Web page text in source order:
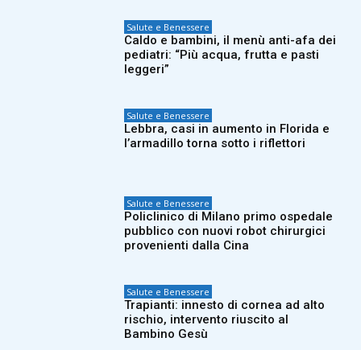
Salute e Benessere
Caldo e bambini, il menù anti-afa dei
pediatri: “Più acqua, frutta e pasti
leggeri”
Salute e Benessere
Lebbra, casi in aumento in Florida e
l’armadillo torna sotto i riflettori
Salute e Benessere
Policlinico di Milano primo ospedale
pubblico con nuovi robot chirurgici
provenienti dalla Cina
Salute e Benessere
Trapianti: innesto di cornea ad alto
rischio, intervento riuscito al
Bambino Gesù